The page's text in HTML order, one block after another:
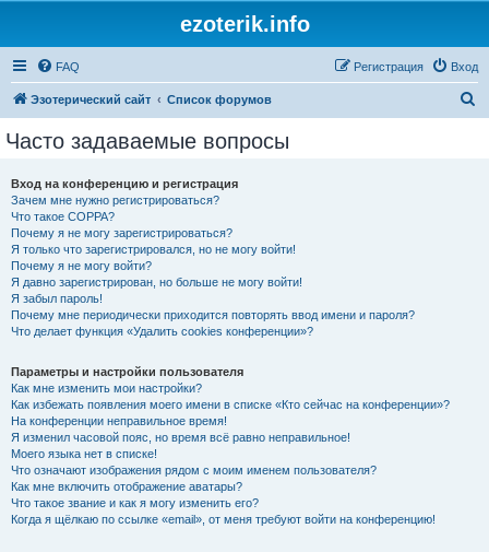
ezoterik.info
FAQ Вход
Регистрация
Эзотерический сайт Список форумов
Часто задаваемые вопросы
Вход на конференцию и регистрация
Зачем мне нужно регистрироваться?
Что такое COPPA?
Почему я не могу зарегистрироваться?
Я только что зарегистрировался, но не могу войти!
Почему я не могу войти?
Я давно зарегистрирован, но больше не могу войти!
Я забыл пароль!
Почему мне периодически приходится повторять ввод имени и пароля?
Что делает функция «Удалить cookies конференции»?
Параметры и настройки пользователя
Как мне изменить мои настройки?
Как избежать появления моего имени в списке «Кто сейчас на конференции»?
На конференции неправильное время!
Я изменил часовой пояс, но время всё равно неправильное!
Моего языка нет в списке!
Что означают изображения рядом с моим именем пользователя?
Как мне включить отображение аватары?
Что такое звание и как я могу изменить его?
Когда я щёлкаю по ссылке «email», от меня требуют войти на конференцию!